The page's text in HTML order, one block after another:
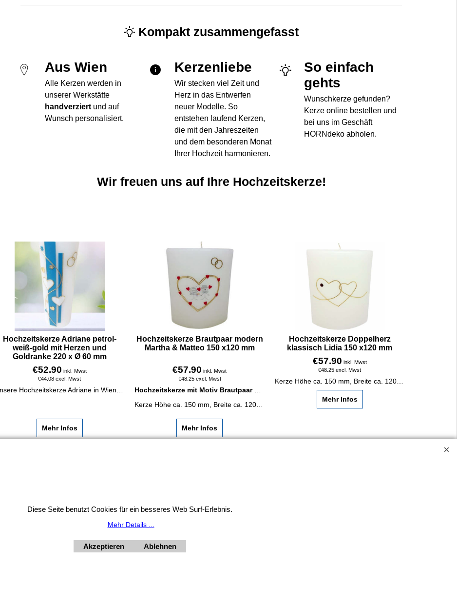
Kompakt zusammengefasst
Aus Wien
Alle Kerzen werden in
unserer Werkstätte
handverziert und auf
Wunsch personalisiert.
Kerzenliebe
Wir stecken viel Zeit und
Herz in das Entwerfen
neuer Modelle. So
entstehen laufend Kerzen,
die mit den Jahreszeiten
und dem besonderen Monat
Ihrer Hochzeit harmonieren.
So einfach
gehts
Wunschkerze gefunden?
Kerze online bestellen und
bei uns im Geschäft
HORNdeko abholen.
Wir freuen uns auf Ihre Hochzeitskerze!
Hochzeitskerze Adriane petrol-
weiß-gold mit Herzen und
Goldranke 220 x Ø 60 mm
€52.90 inkl. Mwst
€44.08 excl. Mwst
Unsere Hochzeitskerze Adriane in Wien kaufen: weiß mit petrolfarbenen Herzen, Goldranke und optionaler Beschriftung in Goldfolie.
Mehr Infos
Hochzeitskerze Brautpaar modern
Martha & Matteo 150 x120 mm
€57.90 inkl. Mwst
€48.25 excl. Mwst
Hochzeitskerze mit Motiv Brautpaarmodern im Wachsherz, Herzchen rot und Ringe.
Kerze Höhe ca. 150 mm, Breite ca. 120 mm.
Mehr Infos
Hochzeitskerze Doppelherz
klassisch Lidia 150 x120 mm
€57.90 inkl. Mwst
€48.25 excl. Mwst
Kerze Höhe ca. 150 mm, Breite ca. 120 mm. Kerzenbeschriftung, falls gewünscht, in Goldfolie.
Mehr Infos
Dienstag - Freitag 10 - 18 Uhr, Samstag 9 - 12 Uhr. Montag geschlossen.
Diese Seite benutzt Cookies für ein besseres Web Surf-Erlebnis.
Mehr Details ...
Akzeptieren Ablehnen